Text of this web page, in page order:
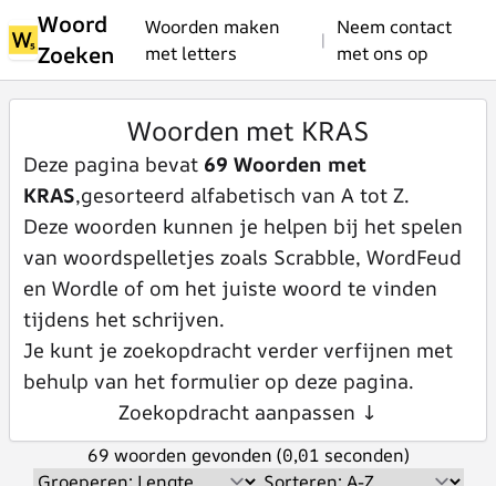
Woord
Zoeken
Woorden maken
met letters
|
Neem contact
met ons op
Woorden met KRAS
Deze pagina bevat 69 Woorden met
KRAS,gesorteerd alfabetisch van A tot Z.
Deze woorden kunnen je helpen bij het spelen
van woordspelletjes zoals Scrabble, WordFeud
en Wordle of om het juiste woord te vinden
tijdens het schrijven.
Je kunt je zoekopdracht verder verfijnen met
behulp van het formulier op deze pagina.
Zoekopdracht aanpassen ↓
69 woorden gevonden (0,01 seconden)